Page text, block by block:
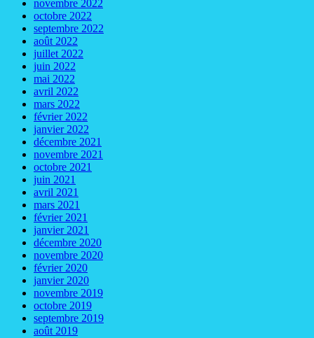
novembre 2022
octobre 2022
septembre 2022
août 2022
juillet 2022
juin 2022
mai 2022
avril 2022
mars 2022
février 2022
janvier 2022
décembre 2021
novembre 2021
octobre 2021
juin 2021
avril 2021
mars 2021
février 2021
janvier 2021
décembre 2020
novembre 2020
février 2020
janvier 2020
novembre 2019
octobre 2019
septembre 2019
août 2019